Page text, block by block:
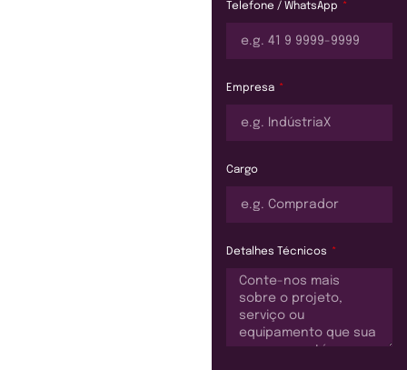
Telefone / WhatsApp
Empresa
Cargo
Detalhes Técnicos